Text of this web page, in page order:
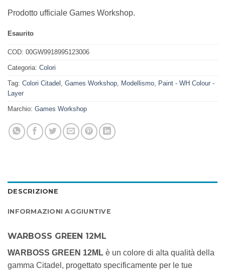
Prodotto ufficiale Games Workshop.
Esaurito
COD: 00GW9918995123006
Categoria: Colori
Tag: Colori Citadel Games Workshop Modellismo
Paint - WH Colour -
Layer
Marchio: Games Workshop
DESCRIZIONE
INFORMAZIONI AGGIUNTIVE
WARBOSS GREEN 12ML
WARBOSS GREEN 12ML è un colore di alta qualità della
gamma Citadel, progettato specificamente per le tue